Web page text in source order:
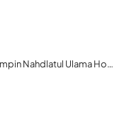
Ulama Hong Kong